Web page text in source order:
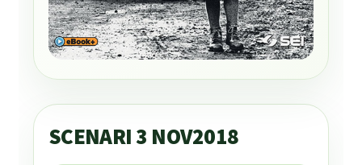
SCENARI 3 NOV2018